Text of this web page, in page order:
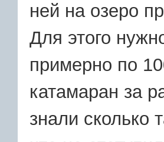
ней на озеро
Для этого
примерно по
катамаран за
знали сколько